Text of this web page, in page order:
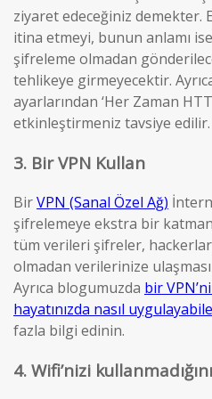
ziyaret edeceğiniz demekter.
itina etmeyi, bunun anlamı
şifreleme olmadan
tehlikeye girmeyecektir.
ayarlarından ‘Her Zaman
etkinleştirmeniz tavsiye edilir.
3. Bir VPN Kullan
BirVPN (Sanal Özel Ağ)
şifrelemeye ekstra bir
tüm verileri şifreler,
olmadan verilerinize
Ayrıca blogumuzda bir
hayatınızda nasıl
fazla bilgi edinin.
4. Wifi’nizi